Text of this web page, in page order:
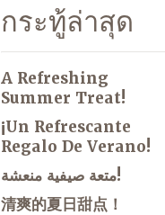
กระทู้ล่าสุด
A Refreshing
Summer Treat!
¡Un Refrescante
Regalo De Verano!
متعة صيفية منعشة!
清爽的夏日甜点！